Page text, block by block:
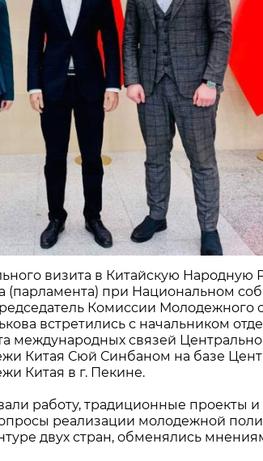
визита в Китайскую Народную
(парламента) при Национальном
Комиссии Молодежного
встретились с начальником
международных связей
Китая Сюй Синбаном на базе
Китая в г. Пекине.
работу, традиционные проекты
реализации молодежной
двух стран, обменялись